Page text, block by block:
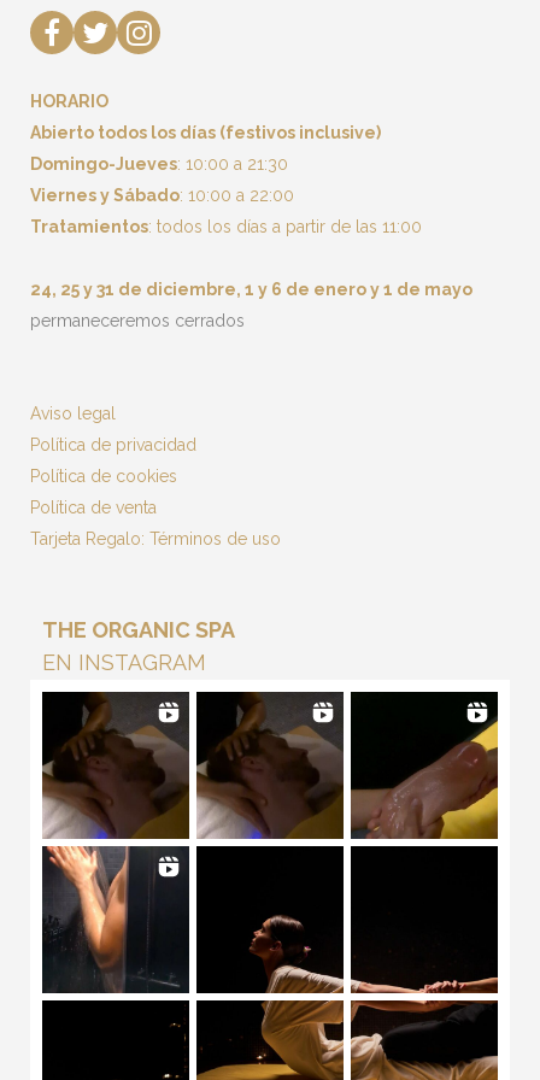
HORARIO
Abierto todos los días (festivos inclusive)
Domingo-Jueves: 10:00 a 21:30
Viernes y Sábado: 10:00 a 22:00
Tratamientos: todos los días a partir de las 11:00
24, 25 y 31 de diciembre, 1 y 6 de enero y 1 de mayo
permaneceremos cerrados
Aviso legal
Política de privacidad
Política de cookies
Política de venta
Tarjeta Regalo: Términos de uso
THE ORGANIC SPA
EN INSTAGRAM